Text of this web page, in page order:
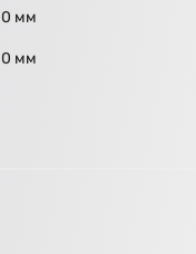
0 мм
0 мм